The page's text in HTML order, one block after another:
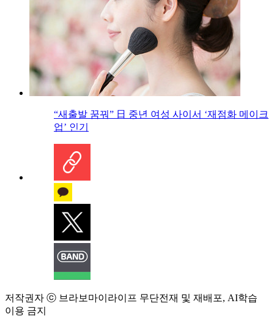
“새출발 꿈꿔” 日 중년 여성 사이서 ‘재점화 메이크
업’ 인기
저작권자 ⓒ 브라보마이라이프 무단전재 및 재배포, AI학습
이용 금지